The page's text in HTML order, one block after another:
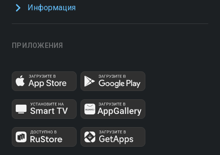
Информация
ПРИЛОЖЕНИЯ